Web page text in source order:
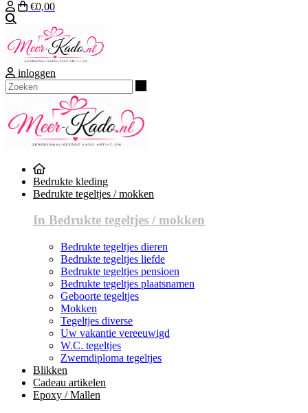
€0,00
inloggen
Bedrukte kleding
Bedrukte tegeltjes / mokken
In Bedrukte tegeltjes / mokken
Bedrukte tegeltjes dieren
Bedrukte tegeltjes liefde
Bedrukte tegeltjes pensioen
Bedrukte tegeltjes plaatsnamen
Geboorte tegeltjes
Mokken
Tegeltjes diverse
Uw vakantie vereeuwigd
W.C. tegeltjes
Zwemdiploma tegeltjes
Blikken
Cadeau artikelen
Epoxy / Mallen